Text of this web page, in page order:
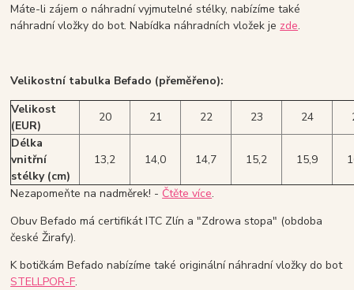
Máte-li zájem o náhradní vyjmutelné stélky, nabízíme také
náhradní vložky do bot. Nabídka náhradních vložek je zde.
Velikostní tabulka Befado (přeměřeno):
Velikost
(EUR)
20 21 22 23 24
Délka
vnitřní
stélky (cm)
13,2 14,0 14,7 15,2 15,9
Nezapomeňte na nadměrek! - Čtěte více.
Obuv Befado má certifikát ITC Zlín a "Zdrowa stopa" (obdoba
české Žirafy).
K botičkám Befado nabízíme také originální náhradní vložky do bot
STELLPOR-F.